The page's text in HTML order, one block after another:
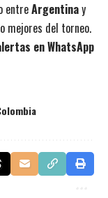
entreArgentinay
mejores del torneo.
en WhatsApp